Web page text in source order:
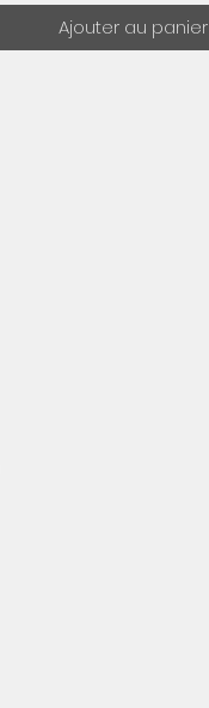
Ajouter au panier